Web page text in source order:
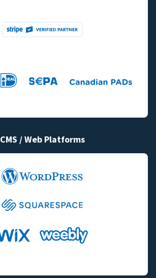
CMS / Web Platforms